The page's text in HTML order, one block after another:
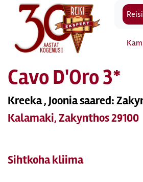
Cavo D'Oro 3*
Kreeka , Joonia saared:
Kalamaki, Zakynthos 29100
Sihtkoha kliima